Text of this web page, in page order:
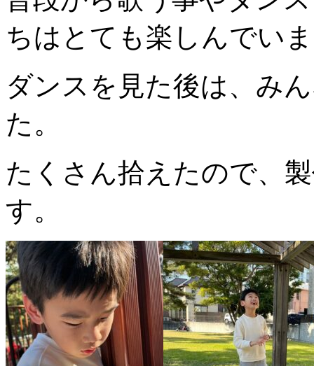
ちはとても楽しんでい
ダンスを見た後は、み
た。
たくさん拾えたので、
す。